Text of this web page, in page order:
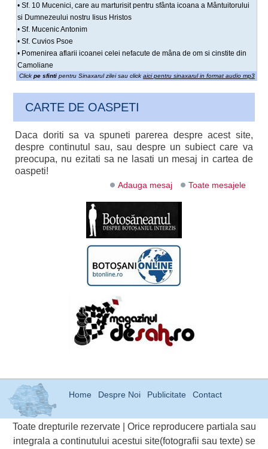
• Sf. 10 Mucenici, care au marturisit pentru sfânta icoana a Mântuitorului
si Dumnezeului nostru Iisus Hristos
• Sf. Mucenic Antonim
• Sf. Cuvios Psoe
• Pomenirea aflarii icoanei celei nefacute de mâna de om si cinstite din
Camoliane
Click pe sfintipentru Sinaxarul zilei sau click aici pentru sinaxarul in format audio mp3
CARTE DE OASPETI
Daca doriti sa va spuneti parerea despre acest site,
despre continutul sau, sau despre un subiect care va
preocupa, nu ezitati sa ne lasati un mesaj in cartea de
oaspeti!
Adauga mesaj Toate mesajele
Home Despre Noi Publicitate Contact
Toate drepturile rezervate | Orice reproducere partiala sau
integrala a continutului acestui site(fotografii sau texte) se